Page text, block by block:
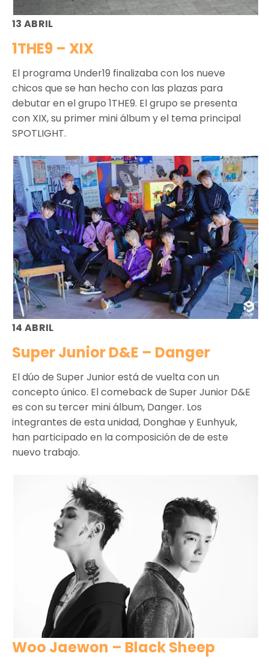
13 ABRIL
1THE9 – XIX
El programa Under19 finalizaba con los nueve
chicos que se han hecho con las plazas para
debutar en el grupo 1THE9. El grupo se presenta
con XIX, su primer mini álbum y el tema principal
SPOTLIGHT.
14 ABRIL
Super Junior D&E – Danger
El dúo de Super Junior está de vuelta con un
concepto único. El comeback de Super Junior D&E
es con su tercer mini álbum, Danger. Los
integrantes de esta unidad, Donghae y Eunhyuk,
han participado en la composición de de este
nuevo trabajo.
Woo Jaewon – Black Sheep